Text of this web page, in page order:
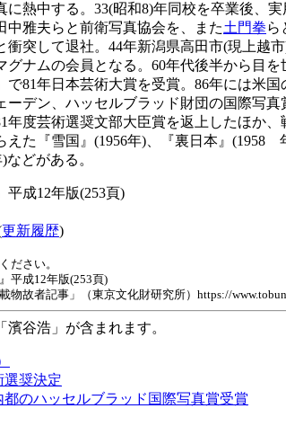
に熱中する。33(昭和8)年同校を卒業後、
中雅夫らと前衛写真協会を、また土門拳ら
衝突して退社。44年新潟県高田市(現上越
グナムの会員となる。60年代後半から目
81年日本芸術大賞を受賞。86年には米国
ーデン、ハッセルブラッド財団の国際写
年度芸術選奨文部大臣賞を返上したほか
えた『雪国』(1956年)、『裏日本』(1958
どがある。
成12年版(253頁)
更新履歴)
ださい。
平成12年版(253頁)
故者記事」（東京文化財研究所）https://
谷浩」が含まれます。
選奨決定
都のハッセルブラッド国際写真賞受賞